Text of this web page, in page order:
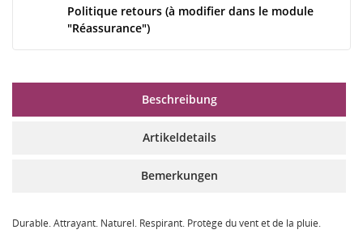
Politique retours (à modifier dans le module
"Réassurance")
Beschreibung
Artikeldetails
Bemerkungen
Durable. Attrayant. Naturel. Respirant. Protège du vent et de la pluie.